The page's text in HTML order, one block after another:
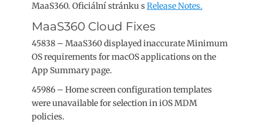
MaaS360. Oficiální stránku sRelease Notes.
MaaS360 Cloud Fixes
45838 – MaaS360 displayed inaccurate Minimum
OS requirements for macOS applications on the
App Summary page.
45986 – Home screen configuration templates
were unavailable for selection in iOS MDM
policies.